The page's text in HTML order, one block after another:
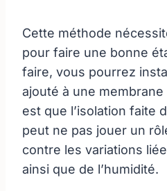
Cette méthode
pour faire une bonne
faire, vous pourrez
ajouté à une
est que l’isolation faite
peut ne pas jouer un
contre les variations
ainsi que de l’humidité.